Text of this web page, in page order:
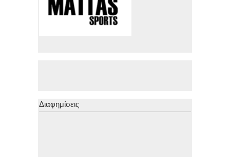
Διαφημίσεις